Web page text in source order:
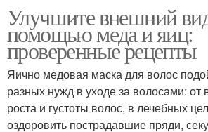
Улучшите внешний
помощью меда и яиц:
проверенные рецепты
Яично медовая маска для волос
разных нужд в уходе за волосами: от
роста и густоты волос, в лечебных
оздоровить пострадавшие пряди,